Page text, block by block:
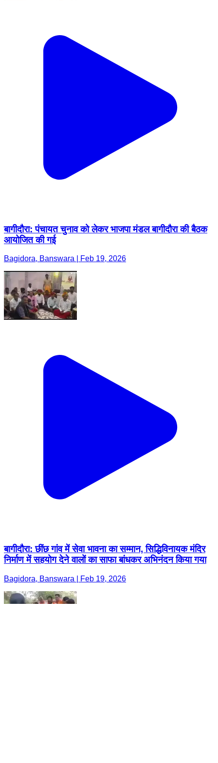
बागीदौरा: पंचायत चुनाव को लेकर भाजपा मंडल बागीदौरा की बैठक
आयोजित की गई
Bagidora, Banswara | Feb 19, 2026
बागीदौरा: छींछ गांव में सेवा भावना का सम्मान, सिद्धिविनायक मंदिर
निर्माण में सहयोग देने वालों का साफा बांधकर अभिनंदन किया गया
Bagidora, Banswara | Feb 19, 2026